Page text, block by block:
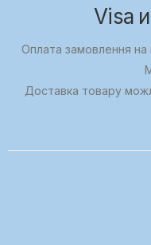
Visa
Оплата замовлення на
Доставка товару